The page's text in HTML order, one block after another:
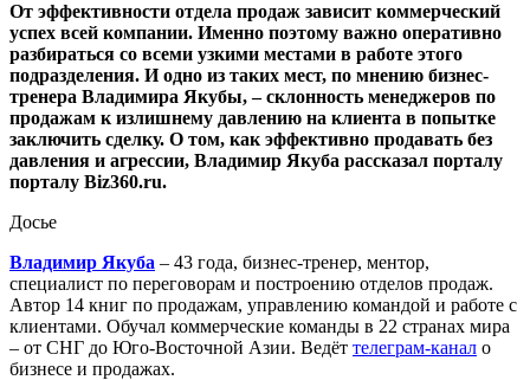
От эффективности отдела продаж зависит коммерческий
успех всей компании. Именно поэтому важно оперативно
разбираться со всеми узкими местами в работе этого
подразделения. И одно из таких мест, по мнению бизнес-
тренера Владимира Якубы, – склонность менеджеров по
продажам к излишнему давлению на клиента в попытке
заключить сделку. О том, как эффективно продавать без
давления и агрессии, Владимир Якуба рассказал порталу
порталу Biz360.ru.
Досье
Владимир Якуба – 43 года, бизнес-тренер, ментор,
специалист по переговорам и построению отделов продаж.
Автор 14 книг по продажам, управлению командой и работе с
клиентами. Обучал коммерческие команды в 22 странах мира
– от СНГ до Юго-Восточной Азии. Ведёт телеграм-канал о
бизнесе и продажах.